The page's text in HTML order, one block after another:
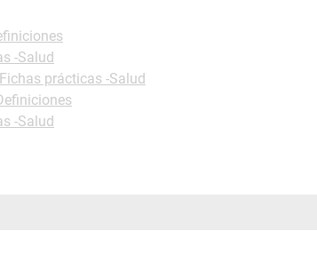
-Salud
Fichas prácticas -Salud
-Salud